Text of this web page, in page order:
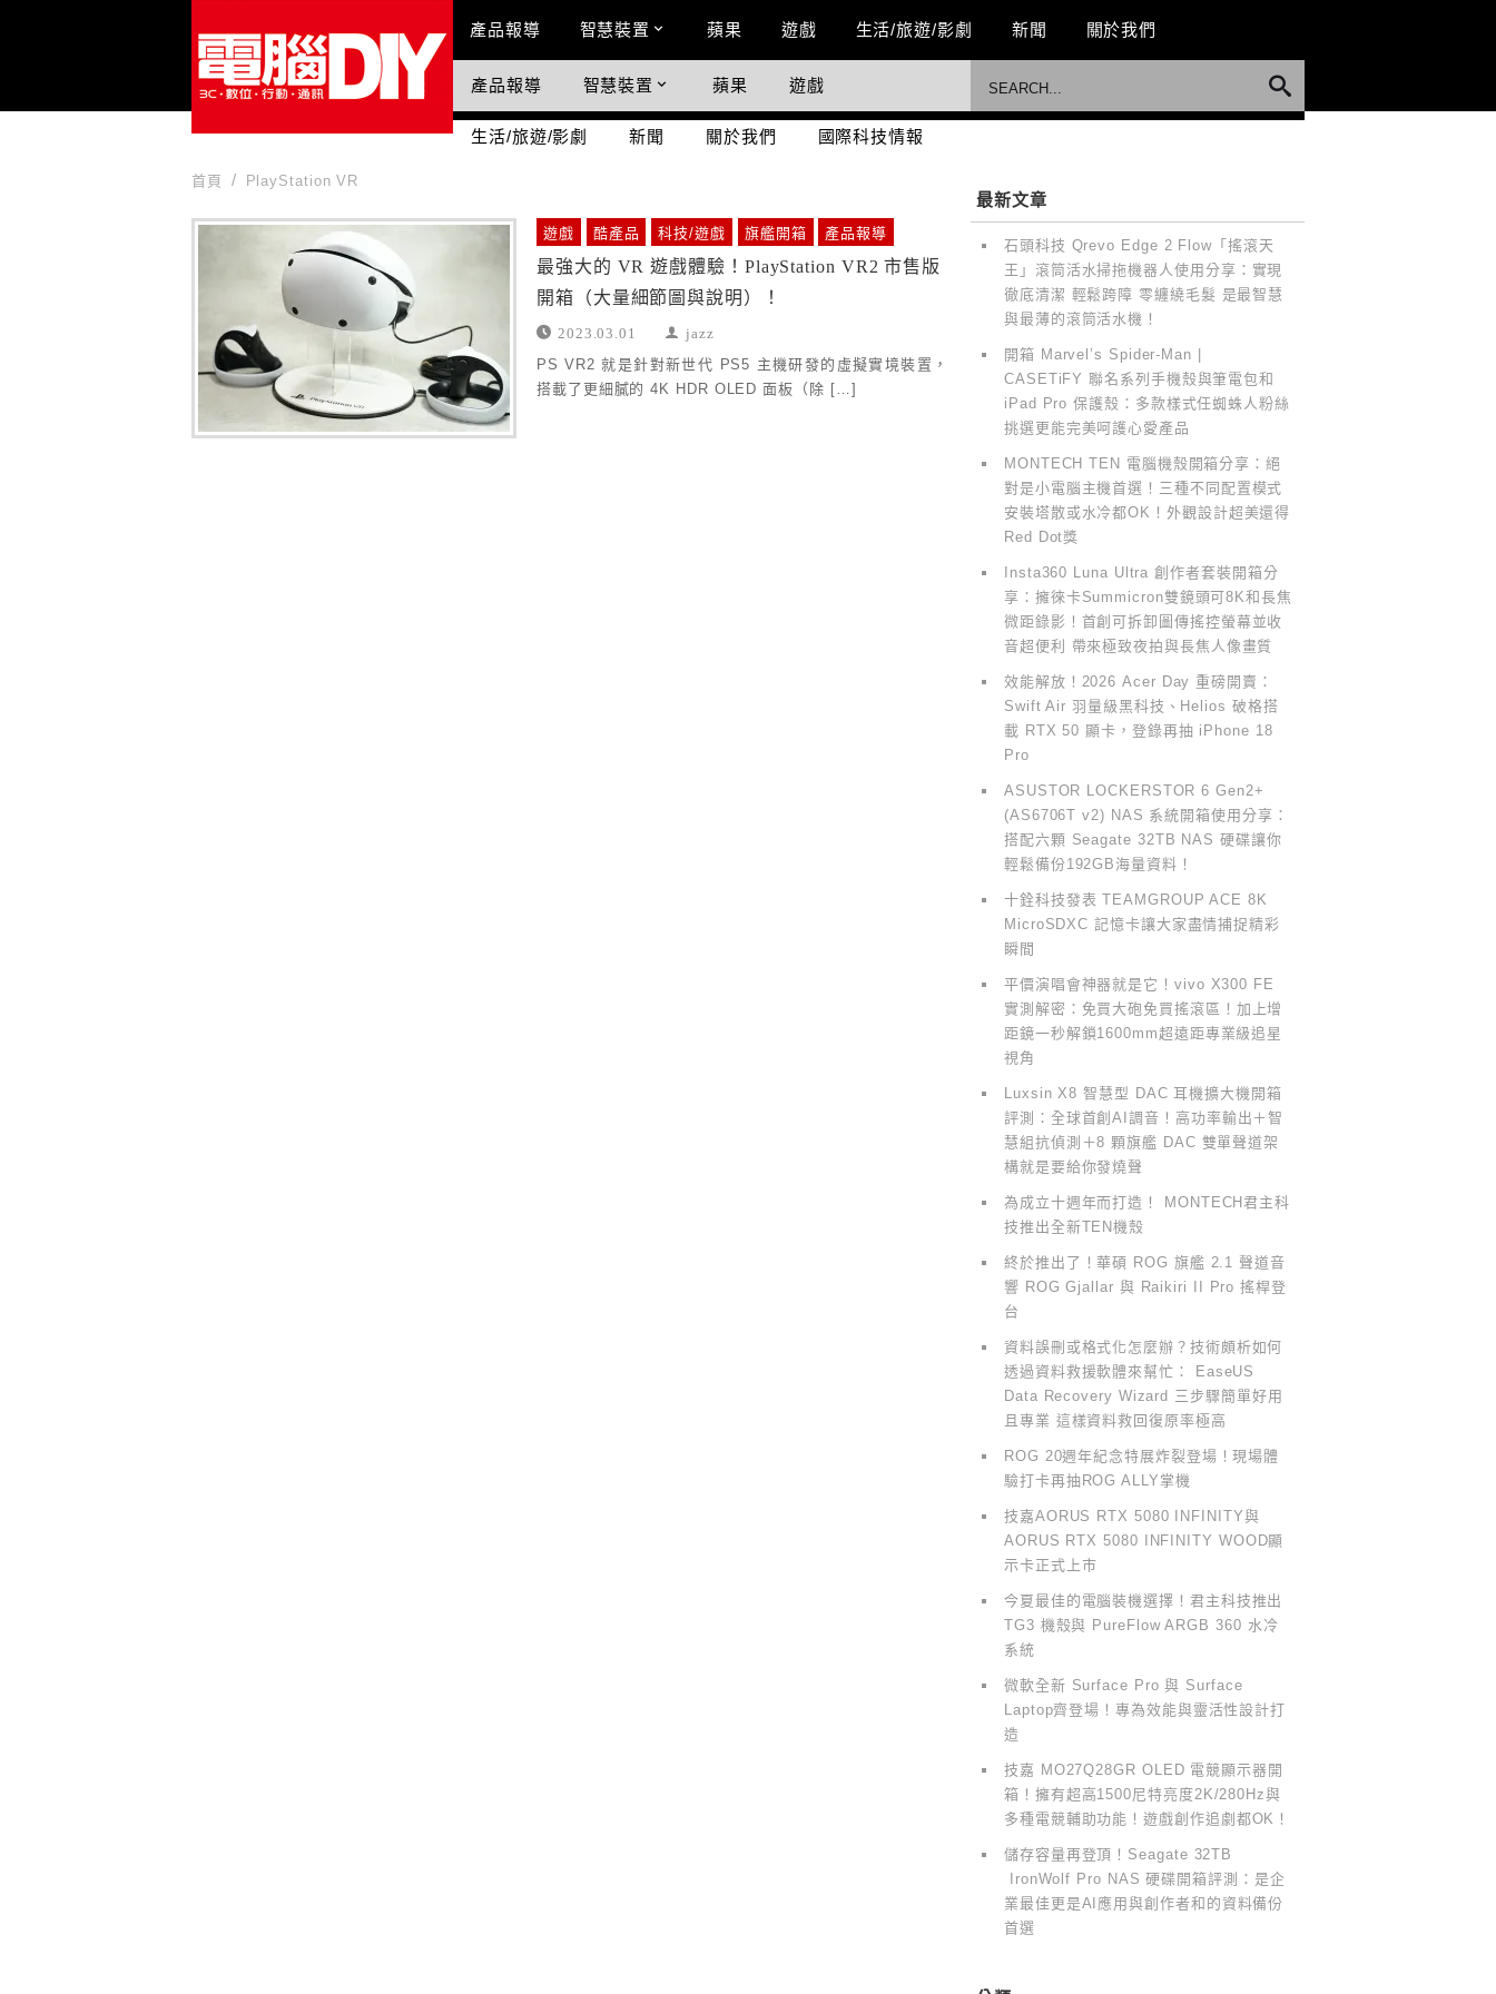
Main Menu
產品報導 智慧裝置 蘋果 遊戲 生活/旅遊/影劇 新聞 關於我們
國際科技情報
產品報導 智慧裝置 蘋果 遊戲
生活/旅遊/影劇 新聞 關於我們 國際科技情報
首頁 PlayStation VR
遊戲 酷產品 科技/遊戲 旗艦開箱 產品報導
最強大的 VR 遊戲體驗！PlayStation VR2 市售版
開箱（大量細節圖與說明）！
2023.03.01 jazz
PS VR2 就是針對新世代 PS5 主機研發的虛擬實境裝置，
搭載了更細膩的 4K HDR OLED 面板（除 […]
最新文章
石頭科技 Qrevo Edge 2 Flow「搖滾天
王」滾筒活水掃拖機器人使用分享：實現
徹底清潔 輕鬆跨障 零纏繞毛髮 是最智慧
與最薄的滾筒活水機！
開箱 Marvel’s Spider-Man |
CASETiFY 聯名系列手機殼與筆電包和
iPad Pro 保護殼：多款樣式任蜘蛛人粉絲
挑選更能完美呵護心愛產品
MONTECH TEN 電腦機殼開箱分享：絕
對是小電腦主機首選！三種不同配置模式
安裝塔散或水冷都OK！外觀設計超美還得
Red Dot獎
Insta360 Luna Ultra 創作者套裝開箱分
享：擁徠卡Summicron雙鏡頭可8K和長焦
微距錄影！首創可拆卸圖傳搖控螢幕並收
音超便利 帶來極致夜拍與長焦人像畫質
效能解放！2026 Acer Day 重磅開賣：
Swift Air 羽量級黑科技、Helios 破格搭
載 RTX 50 顯卡，登錄再抽 iPhone 18
Pro
ASUSTOR LOCKERSTOR 6 Gen2+
(AS6706T v2) NAS 系統開箱使用分享：
搭配六顆 Seagate 32TB NAS 硬碟讓你
輕鬆備份192GB海量資料！
十銓科技發表 TEAMGROUP ACE 8K
MicroSDXC 記憶卡讓大家盡情捕捉精彩
瞬間
平價演唱會神器就是它！vivo X300 FE
實測解密：免買大砲免買搖滾區！加上增
距鏡一秒解鎖1600mm超遠距專業級追星
視角
Luxsin X8 智慧型 DAC 耳機擴大機開箱
評測：全球首創AI調音！高功率輸出＋智
慧組抗偵測＋8 顆旗艦 DAC 雙單聲道架
構就是要給你發燒聲
為成立十週年而打造！ MONTECH君主科
技推出全新TEN機殼
終於推出了！華碩 ROG 旗艦 2.1 聲道音
響 ROG Gjallar 與 Raikiri II Pro 搖桿登
台
資料誤刪或格式化怎麼辦？技術頗析如何
透過資料救援軟體來幫忙： EaseUS
Data Recovery Wizard 三步驟簡單好用
且專業 這樣資料救回復原率極高
ROG 20週年紀念特展炸裂登場！現場體
驗打卡再抽ROG ALLY掌機
技嘉AORUS RTX 5080 INFINITY與
AORUS RTX 5080 INFINITY WOOD顯
示卡正式上市
今夏最佳的電腦裝機選擇！君主科技推出
TG3 機殼與 PureFlow ARGB 360 水冷
系統
微軟全新 Surface Pro 與 Surface
Laptop齊登場！專為效能與靈活性設計打
造
技嘉 MO27Q28GR OLED 電競顯示器開
箱！擁有超高1500尼特亮度2K/280Hz與
多種電競輔助功能！遊戲創作追劇都OK！
儲存容量再登頂！Seagate 32TB
IronWolf Pro NAS 硬碟開箱評測：是企
業最佳更是AI應用與創作者和的資料備份
首選